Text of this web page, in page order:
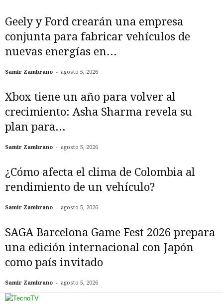
Geely y Ford crearán una empresa
conjunta para fabricar vehículos de
nuevas energías en...
Samir Zambrano - agosto 5, 2026
Xbox tiene un año para volver al
crecimiento: Asha Sharma revela su
plan para...
Samir Zambrano - agosto 5, 2026
¿Cómo afecta el clima de Colombia al
rendimiento de un vehículo?
Samir Zambrano - agosto 5, 2026
SAGA Barcelona Game Fest 2026 prepara
una edición internacional con Japón
como país invitado
Samir Zambrano - agosto 5, 2026